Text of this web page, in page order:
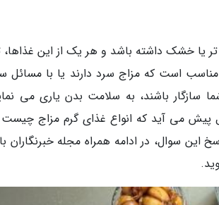
یا خشک داشته باشد و هر یک از این غذاها،
است که مزاج سرد دارند یا با مسائل
سازگار باشند، به سلامت بدن یاری می
پیش می آید که انواع غذای گرم مزاج چیست
این سوال، در ادامه همراه مجله خبرنگاران